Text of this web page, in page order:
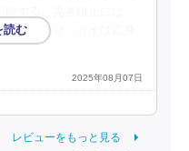
要であり、カイは自身
2025年08月07日
レビューをもっと見る